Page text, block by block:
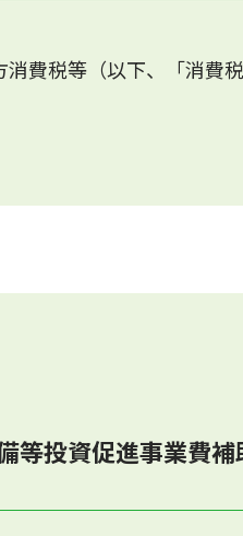
費税等（以下、「消費
等投資促進事業費